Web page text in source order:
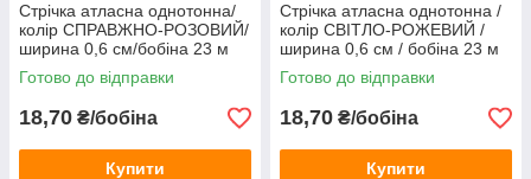
Стрічка атласна однотонна/
колір СПРАВЖНО-РОЗОВИЙ/
ширина 0,6 см/бобіна 23 м
Готово до відправки
18,70 ₴/бобіна
Купити
Стрічка атласна однотонна /
колір СВІТЛО-РОЖЕВИЙ /
ширина 0,6 см / бобіна 23 м
Готово до відправки
18,70 ₴/бобіна
Купити